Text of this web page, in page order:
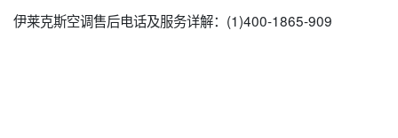
伊莱克斯空调售后电话及服务详解：(1)400-1865-909